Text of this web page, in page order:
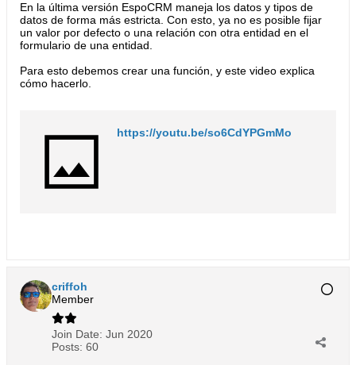
En la última versión EspoCRM maneja los datos y tipos de
datos de forma más estricta. Con esto, ya no es posible fijar
un valor por defecto o una relación con otra entidad en el
formulario de una entidad.
Para esto debemos crear una función, y este video explica
cómo hacerlo.​
https://youtu.be/so6CdYPGmMo
criffoh
Member
Join Date: Jun 2020
Posts: 60